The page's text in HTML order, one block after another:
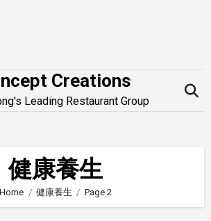
Creations
Leading Restaurant Group
健康養生
Home 健康養生 Page 2